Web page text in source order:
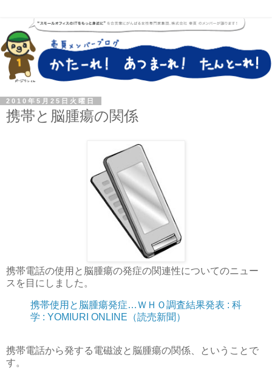
2010年5月25日火曜日
携帯と脳腫瘍の関係
携帯電話の使用と脳腫瘍の発症の関連性についてのニュー
スを目にしました。
携帯使用と脳腫瘍発症…ＷＨＯ調査結果発表 : 科
学 : YOMIURI ONLINE（読売新聞）
携帯電話から発する電磁波と脳腫瘍の関係、ということで
す。